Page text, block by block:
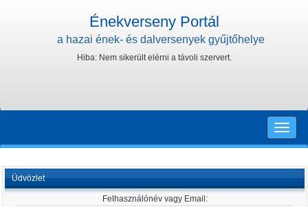
Énekverseny Portál
a hazai ének- és dalversenyek gyűjtőhelye
Hiba: Nem sikerült elérni a távoli szervert.
Toggle
Üdvözlet
Felhasználónév vagy Email: